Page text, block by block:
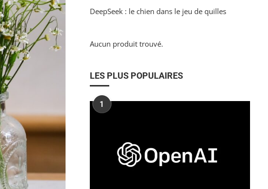
DeepSeek : le chien dans le jeu de quilles
Aucun produit trouvé.
LES PLUS POPULAIRES
1